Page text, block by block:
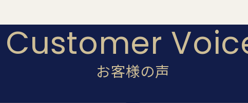
Customer
お客様の声